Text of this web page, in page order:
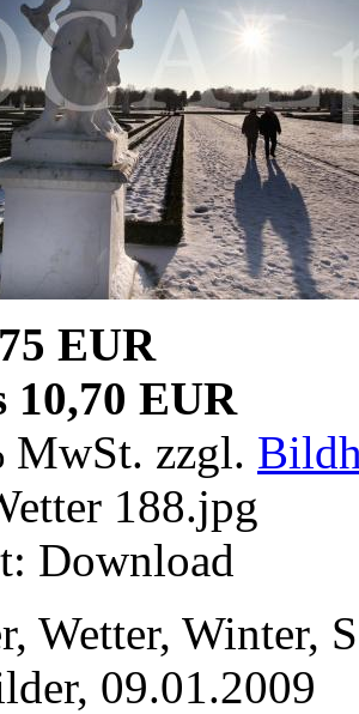
EUR
10,70 EUR
MwSt. zzgl.
188.jpg
Download
Wetter, Winter,
09.01.2009